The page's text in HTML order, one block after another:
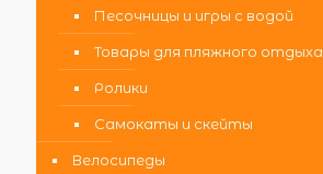
Песочницы и игры с водой
Товары для пляжного отдыха
Ролики
Самокаты и скейты
Велосипеды